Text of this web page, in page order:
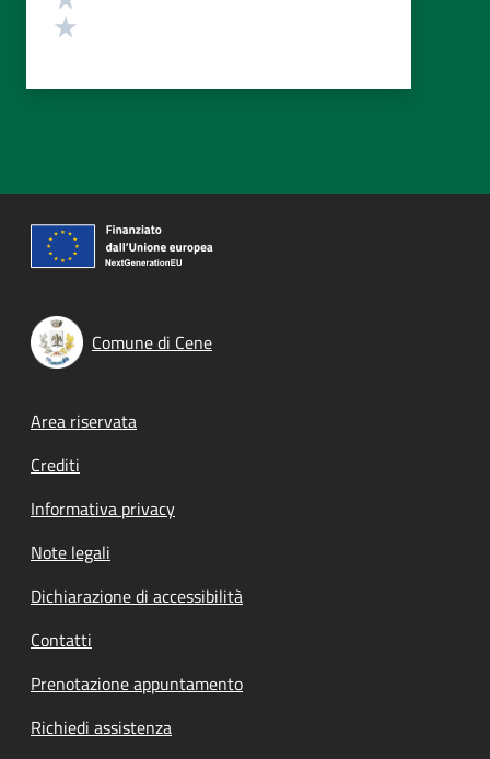
Comune di Cene
Footer menu
Area riservata
Crediti
Informativa privacy
Note legali
Dichiarazione di accessibilità
Contatti
Prenotazione appuntamento
Richiedi assistenza